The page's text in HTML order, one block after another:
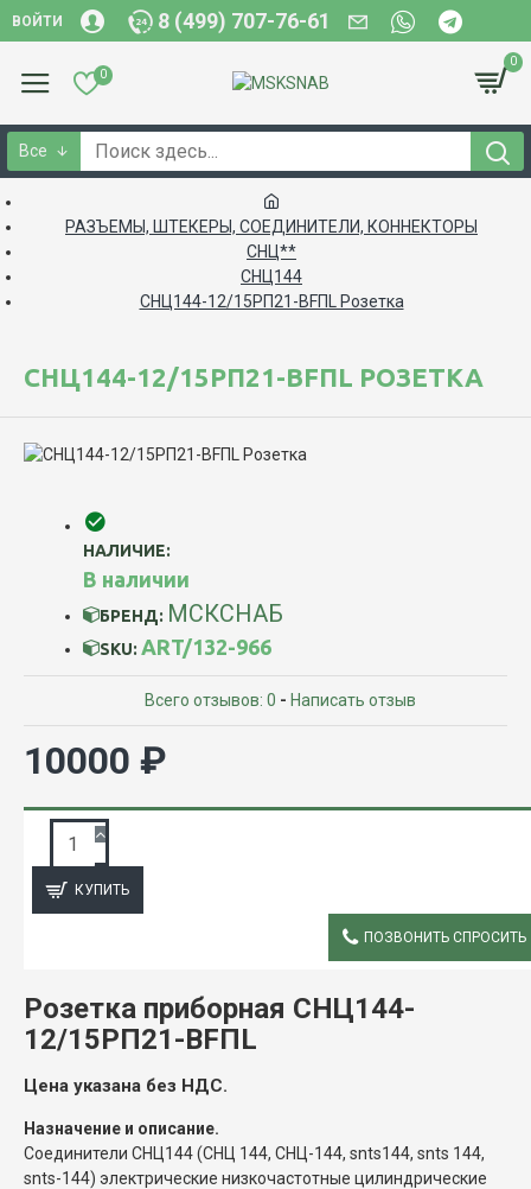
ВОЙТИ 8 (499) 707-76-61
0
0
Все
РАЗЪЕМЫ, ШТЕКЕРЫ, СОЕДИНИТЕЛИ, КОННЕКТОРЫ
СНЦ**
СНЦ144
СНЦ144-12/15РП21-BFПL Розетка
СНЦ144-12/15РП21-BFПL РОЗЕТКА
НАЛИЧИЕ:
В наличии
БРЕНД: МСКСНАБ
SKU: ART/132-966
Всего отзывов: 0 - Написать отзыв
10000 ₽
КУПИТЬ
ПОЗВОНИТЬ СПРОСИТЬ
Розетка приборная СНЦ144-
12/15РП21-BFПL
Цена указана без НДС.
Назначение и описание.
Соединители СНЦ144 (СНЦ 144, СНЦ-144, snts144, snts 144,
snts-144) электрические низкочастотные цилиндрические